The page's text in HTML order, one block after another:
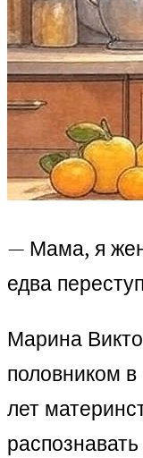
— Мама, я
едва
Марина
половником в
лет